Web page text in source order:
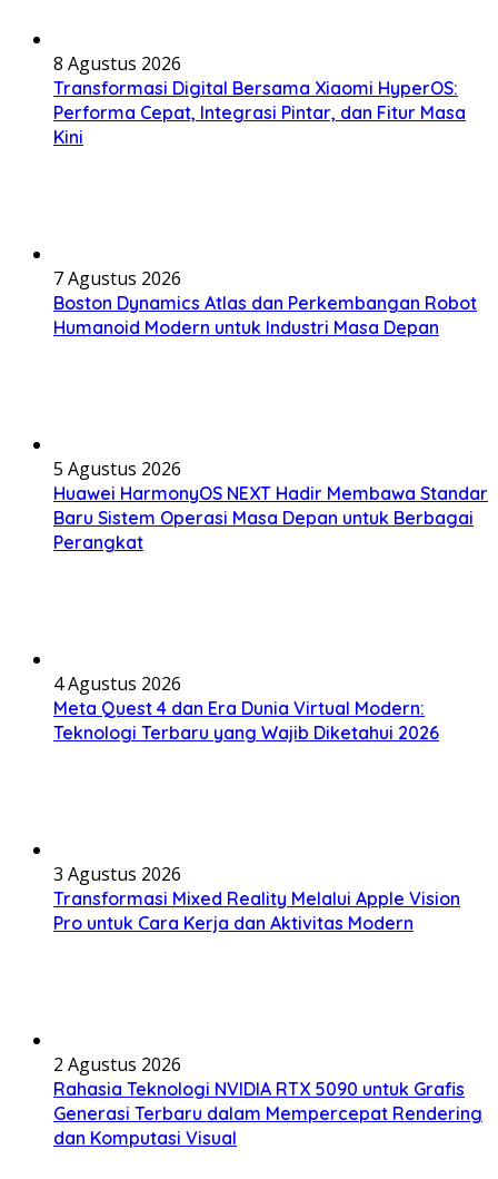
8 Agustus 2026
Transformasi Digital Bersama Xiaomi HyperOS:
Performa Cepat, Integrasi Pintar, dan Fitur Masa
Kini
7 Agustus 2026
Boston Dynamics Atlas dan Perkembangan Robot
Humanoid Modern untuk Industri Masa Depan
5 Agustus 2026
Huawei HarmonyOS NEXT Hadir Membawa Standar
Baru Sistem Operasi Masa Depan untuk Berbagai
Perangkat
4 Agustus 2026
Meta Quest 4 dan Era Dunia Virtual Modern:
Teknologi Terbaru yang Wajib Diketahui 2026
3 Agustus 2026
Transformasi Mixed Reality Melalui Apple Vision
Pro untuk Cara Kerja dan Aktivitas Modern
2 Agustus 2026
Rahasia Teknologi NVIDIA RTX 5090 untuk Grafis
Generasi Terbaru dalam Mempercepat Rendering
dan Komputasi Visual